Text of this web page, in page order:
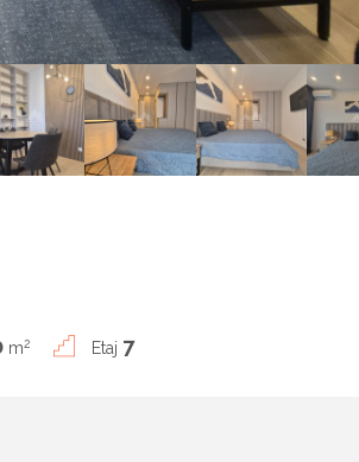
m2 Etaj 7